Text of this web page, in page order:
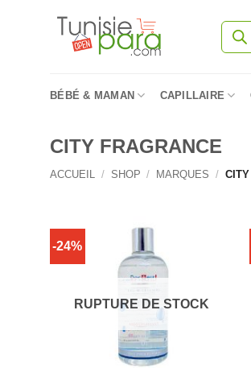
BÉBÉ & MAMAN CAPILLAIRE
CITY FRAGRANCE
ACCUEIL / SHOP / MARQUES /
-24%
RUPTURE DE STOCK